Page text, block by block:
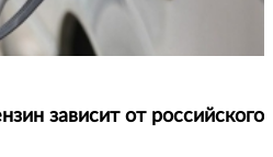
зависит от российского